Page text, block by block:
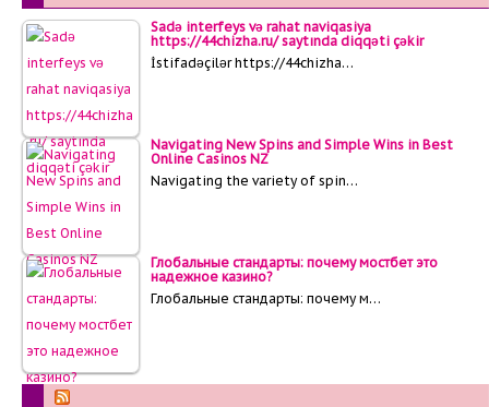
Sadə interfeys və rahat naviqasiya
https://44chizha.ru/ saytında diqqəti çəkir
İstifadəçilər https://44chizha…
Navigating New Spins and Simple Wins in Best
Online Casinos NZ
Navigating the variety of spin…
Глобальные стандарты: почему мостбет это
надежное казино?
Глобальные стандарты: почему м…